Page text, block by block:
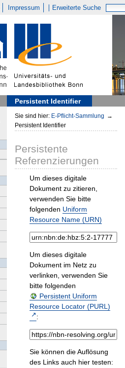
Impressum Erweiterte Suche
Persistent Identifier
Sie sind hier: E-Pflicht-Sammlung →
Persistent Identifier
Persistente
Referenzierungen
Um dieses digitale
Dokument zu zitieren,
verwenden Sie bitte
folgenden Uniform
Resource Name (URN)
Um dieses digitale
Dokument im Netz zu
verlinken, verwenden Sie
bitte folgenden
Persistent Uniform
Resource Locator (PURL)
:
Sie können die Auflösung
des Links auch hier testen: